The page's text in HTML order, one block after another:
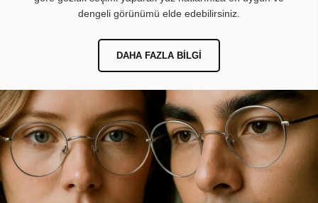
dengeli görünümü elde edebilirsiniz.
DAHA FAZLA BILGI